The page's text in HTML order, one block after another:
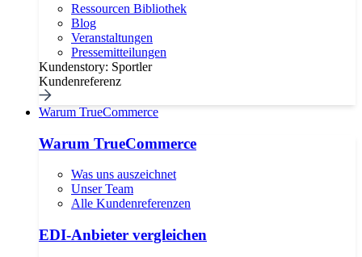
Ressourcen Bibliothek
Blog
Veranstaltungen
Pressemitteilungen
Kundenstory: Sportler
Kundenreferenz
Warum TrueCommerce
Warum TrueCommerce
Was uns auszeichnet
Unser Team
Alle Kundenreferenzen
EDI-Anbieter vergleichen